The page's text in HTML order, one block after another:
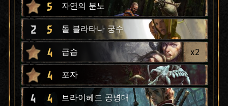
5 자연의 분노
2 5 돌 블라타나 궁수
4 급습 x2
4 포자
4 4 브라이헤드 공병대